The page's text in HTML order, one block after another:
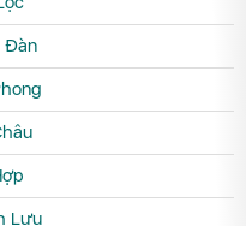
Đàn
Lưu